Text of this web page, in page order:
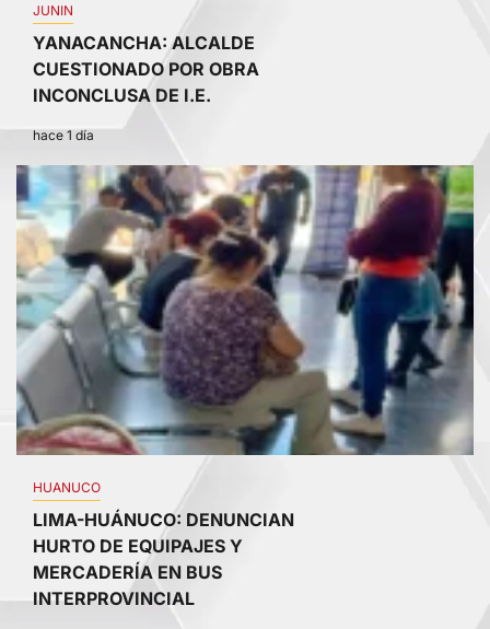
JUNIN
YANACANCHA: ALCALDE
CUESTIONADO POR OBRA
INCONCLUSA DE I.E.
hace 1 día
3
HUANUCO
LIMA-HUÁNUCO: DENUNCIAN
HURTO DE EQUIPAJES Y
MERCADERÍA EN BUS
INTERPROVINCIAL